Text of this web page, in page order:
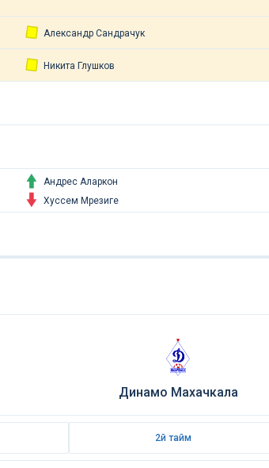
Александр Сандрачук
Никита Глушков
Андрес Аларкон
Хуссем Мрезиге
Динамо Махачкала
2й тайм